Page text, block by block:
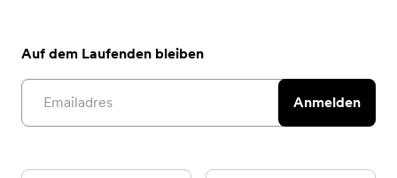
Auf dem Laufenden bleiben
Email address
Anmelden